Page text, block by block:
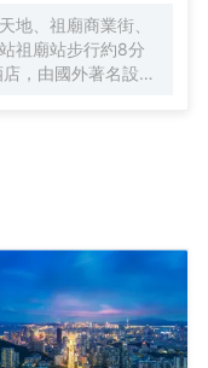
專業服務，滿足您
酒店之智能化及個
地、祖廟商業街、
祖廟站步行約8分
，由國外著名設計
體驗。 超大房間面
電視，所有房間高
機連接播放，客房